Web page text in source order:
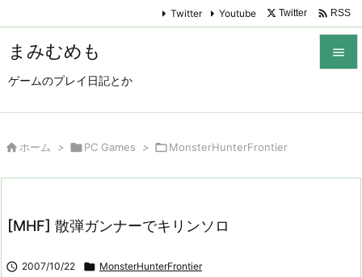
まみむめも
ゲームのプレイ日記とか

Twitter Youtube Twitter  RSS
 ホーム > PC Games > MonsterHunterFrontier
[MHF] 散弾ガンナーでキリンソロ
 2007/10/22  MonsterHunterFrontier